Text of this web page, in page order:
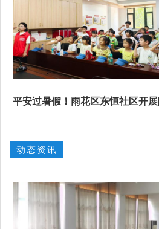
平安过暑假！雨花区东恒社区开
动态资讯